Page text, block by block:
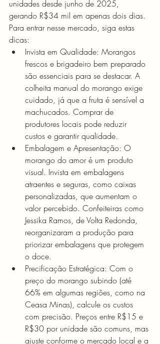
unidades desde junho de 2025,
gerando R$34 mil em apenas dois dias.
Para entrar nesse mercado, siga estas
dicas:
Invista em Qualidade: Morangos
frescos e brigadeiro bem preparado
são essenciais para se destacar. A
colheita manual do morango exige
cuidado, já que a fruta é sensível a
machucados. Comprar de
produtores locais pode reduzir
custos e garantir qualidade.
Embalagem e Apresentação: O
morango do amor é um produto
visual. Invista em embalagens
atraentes e seguras, como caixas
personalizadas, que aumentam o
valor percebido. Confeiteiras como
Jessika Ramos, de Volta Redonda,
reorganizaram a produção para
priorizar embalagens que protegem
o doce.
Precificação Estratégica: Com o
preço do morango subindo (até
66% em algumas regiões, como na
Ceasa Minas), calcule os custos
com precisão. Preços entre R$15 e
R$30 por unidade são comuns, mas
ajuste conforme o mercado local e a